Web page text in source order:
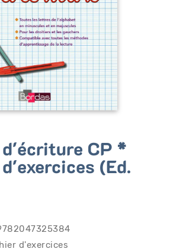
préférentiels
ressources gratuites
sur nos nouveautés
d'écriture CP *
(Ed.
d'exercices